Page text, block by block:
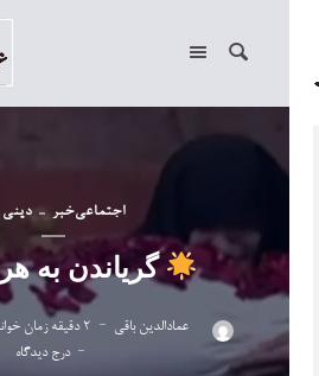
اجتماعیخبر دینی
گریاندن به
عمادالدین باقی 2 دقیقه زمان خواندن
درج دیدگاه